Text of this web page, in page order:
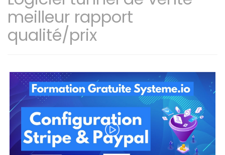
meilleur rapport
qualité/prix